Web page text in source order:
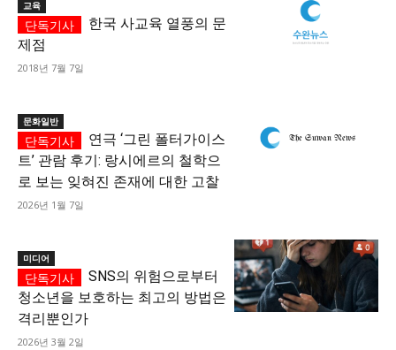
교육
한국 사교육 열풍의 문
제점
2018년 7월 7일
문화일반
연극 ‘그린 폴터가이스
트’ 관람 후기: 랑시에르의 철학으
로 보는 잊혀진 존재에 대한 고찰
2026년 1월 7일
미디어
SNS의 위험으로부터
청소년을 보호하는 최고의 방법은
격리뿐인가
2026년 3월 2일